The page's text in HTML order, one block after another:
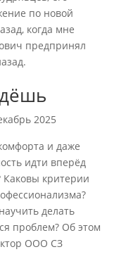
по новой
когда мне
предпринял
2025
и даже
идти вперёд
критерии
делать
проблем? Об этом
ООО СЗ